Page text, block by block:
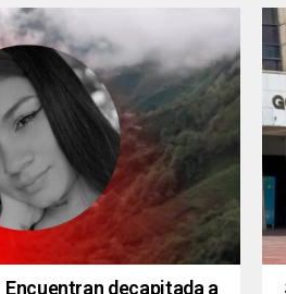
Encuentran decapitada a